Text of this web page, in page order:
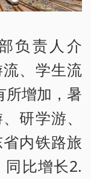
负责人介
、学生流
所增加，暑
研学游、
内铁路旅
同比增长2.